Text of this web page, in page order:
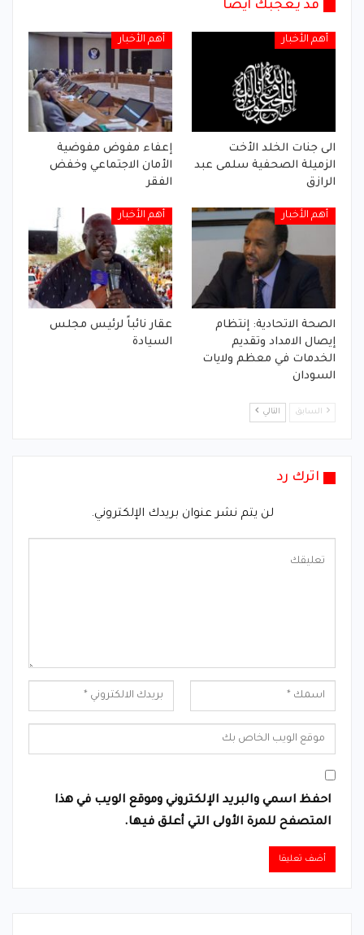
قد يعجبك أيضا
أهم الأخبار
الى جنات الخلد الأخت
الزميلة الصحفية سلمى عبد
الرازق
أهم الأخبار
إعفاء مفوض مفوضية
الأمان الاجتماعي وخفض
الفقر
أهم الأخبار
الصحة الاتحادية: إنتظام
إيصال الامداد وتقديم
الخدمات في معظم ولايات
السودان
أهم الأخبار
عقار نائباً لرئيس مجلس
السيادة
السابق التالي
اترك رد
لن يتم نشر عنوان بريدك الإلكتروني.
احفظ اسمي والبريد الإلكتروني وموقع الويب في هذا
المتصفح للمرة الأولى التي أعلق فيها.